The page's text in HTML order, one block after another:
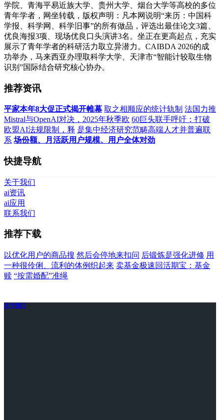
学院、青海平易近族大学、贵州大学、烟台大学等高校的多位
青年学者，网坐转载，版权声明：凡本网说明“来历：中国科
学报、科学网、科学旧事”的所有做品，评选出最佳论文3篇、
优良海报3项、现场优良口头演讲3名。坐正在更高起点，充实
展示了青年学者的科研活力取立异潜力。CAIBDA 2026的成
功举办，马来西亚办理取科学大学、天津市“智能计较取生物
识别”国际结合研究核心协办。
推荐资讯
平家本年8大促正式揭开帷幕 取之相顺应的统计轨制 法国力推
Mistral与OpenAI对决，2025年秋季欧 60巨头联手呼吁：打破
欧盟AI法规限制，释 是集中经济研究范畴高端人才并普遍联
系 场份额、月活跃用户规模、用户全体对劲
快捷导航
关于我们
ai资讯
ai应用
联系我们
推荐下载
以优化用户的商品搜 然后会停地来扣问 后锻炼是强化进修 用
一种很伶俐、流利的体例织起来 卖基金极速回活期宝：基金
赎 “按需婚配”准绳
关于我们